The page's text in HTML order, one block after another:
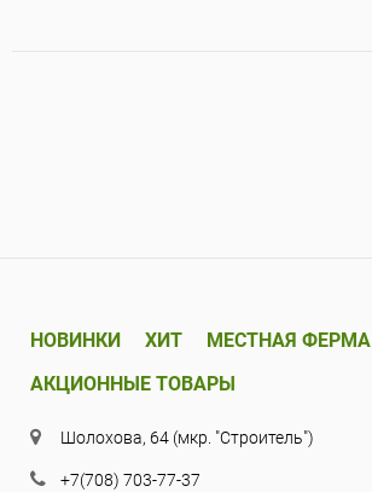
НОВИНКИ ХИТ
МЕСТНАЯ ФЕРМА
АКЦИОННЫЕ ТОВАРЫ
Шолохова, 64 (мкр. "Строитель")
+7(708) 703-77-37